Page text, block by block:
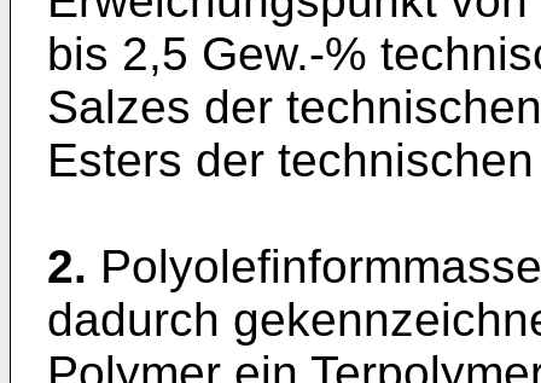
bis 2,5 Gew.-%
Salzes der
Esters der
2.
dadurch